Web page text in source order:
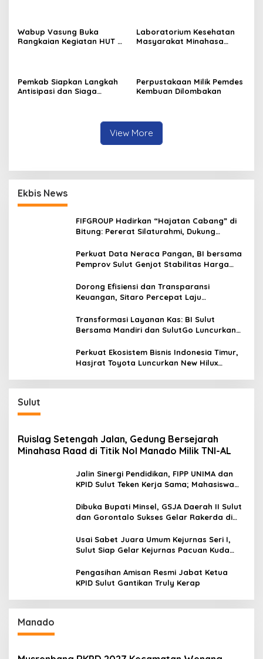
Wabup Vasung Buka
Rangkaian Kegiatan HUT RI
Laboratorium Kesehatan
Masyarakat Minahasa
Pemkab Siapkan Langkah
Antisipasi dan Siaga
Perpustakaan Milik Pemdes
Kembuan Dilombakan
View More
Ekbis News
FIFGROUP Hadirkan “Hajatan Cabang” di
Bitung: Pererat Silaturahmi, Dukung
Promo Khusus
Perkuat Data Neraca Pangan, BI bersama
Pemprov Sulut Genjot Stabilitas Harga
Dorong Efisiensi dan Transparansi
Keuangan, Sitaro Percepat Laju
Transformasi Layanan Kas: BI Sulut
Bersama Mandiri dan SulutGo Luncurkan
Kepulauan
Perkuat Ekosistem Bisnis Indonesia Timur,
Hasjrat Toyota Luncurkan New Hilux
Sulut
Ruislag Setengah Jalan, Gedung Bersejarah
Minahasa Raad di Titik Nol Manado Milik TNI-AL
Jalin Sinergi Pendidikan, FIPP UNIMA dan
KPID Sulut Teken Kerja Sama; Mahasiswa
Penyiaran
Dibuka Bupati Minsel, GSJA Daerah II Sulut
dan Gorontalo Sukses Gelar Rakerda di
Usai Sabet Juara Umum Kejurnas Seri I,
Sulut Siap Gelar Kejurnas Pacuan Kuda
Pengasihan Amisan Resmi Jabat Ketua
KPID Sulut Gantikan Truly Kerap
Manado